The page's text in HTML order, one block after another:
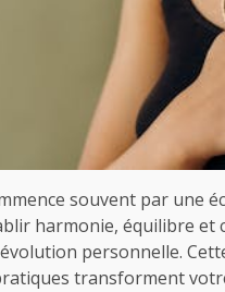
souvent par une
harmonie, équilibre et
personnelle.
transforment